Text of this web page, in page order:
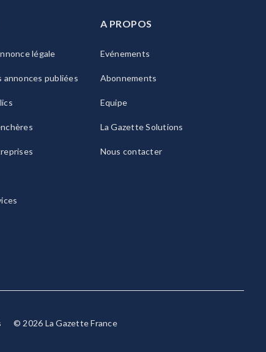
légale
annonces publiées
A PROPOS
Evénements
Abonnements
Equipe
La Gazette Solutions
Nous contacter
© 2026 La Gazette France